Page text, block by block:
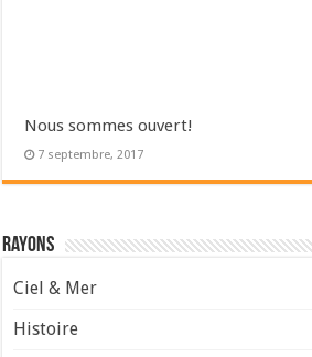
Nous sommes ouvert!
7 septembre, 2017
Rayons
Ciel & Mer
Histoire